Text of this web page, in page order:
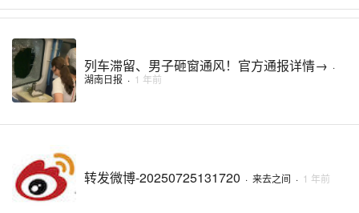
列车滞留、男子砸窗通风！官方通报详情→ ·
湖南日报 · 1 年前
转发微博-20250725131720 · 来去之间 · 1 年前